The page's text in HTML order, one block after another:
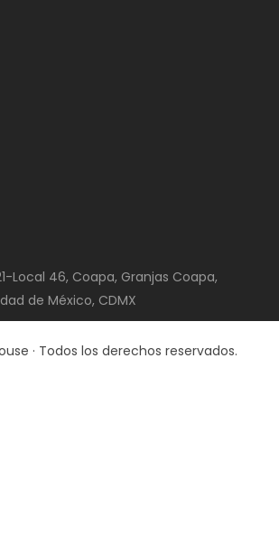
Local 46, Coapa, Granjas Coapa,
de México, CDMX
· Todos los derechos reservados.